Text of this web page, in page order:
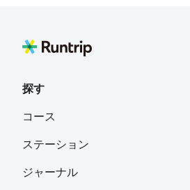
探す
コース
ステーション
ジャーナル